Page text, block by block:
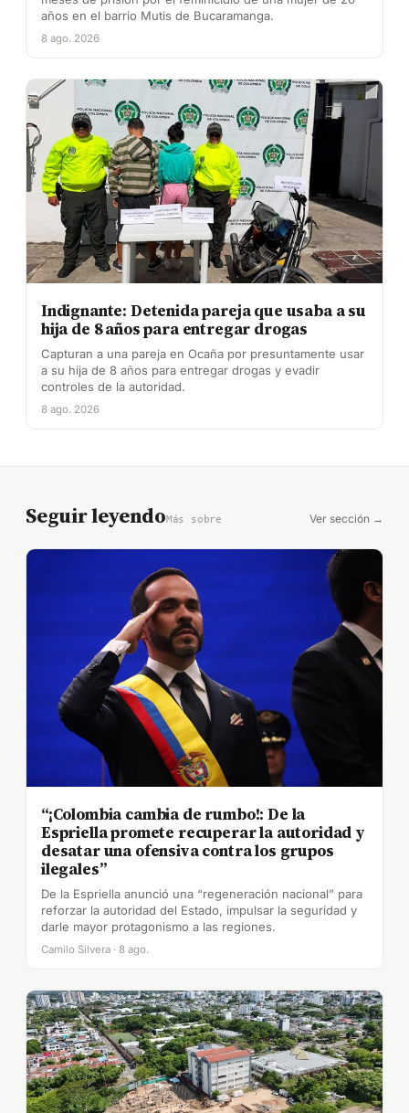
años en el barrio Mutis de Bucaramanga.
8 ago. 2026
Indignante: Detenida pareja que usaba a su
hija de 8 años para entregar drogas
Capturan a una pareja en Ocaña por presuntamente usar
a su hija de 8 años para entregar drogas y evadir
controles de la autoridad.
8 ago. 2026
Seguir leyendoMás sobre Ver sección →
“¡Colombia cambia de rumbo!: De la
Espriella promete recuperar la autoridad y
desatar una ofensiva contra los grupos
ilegales”
De la Espriella anunció una “regeneración nacional” para
reforzar la autoridad del Estado, impulsar la seguridad y
darle mayor protagonismo a las regiones.
Camilo Silvera · 8 ago.